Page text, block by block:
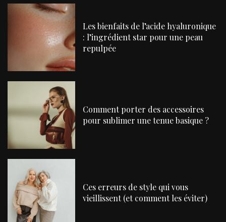
Les bienfaits de l’acide hyaluronique
: l’ingrédient star pour une peau
repulpée
Comment porter des accessoires
pour sublimer une tenue basique ?
Ces erreurs de style qui vous
vieillissent (et comment les éviter)